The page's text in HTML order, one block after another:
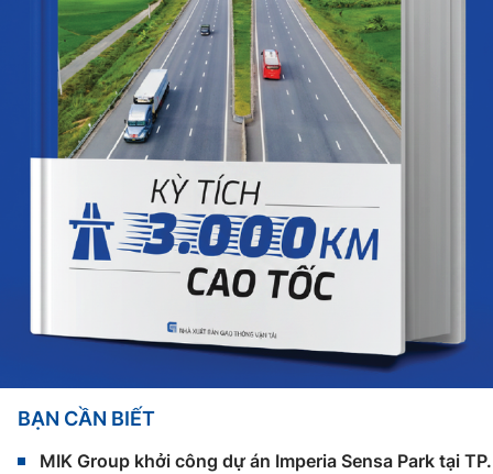
BẠN CẦN BIẾT
MIK Group khởi công dự án Imperia Sensa Park tại